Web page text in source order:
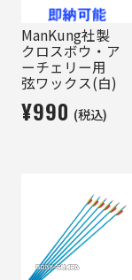
ManKung社製
クロスボウ・ア
ーチェリー用
弦ワックス(白)
¥990 (税込)